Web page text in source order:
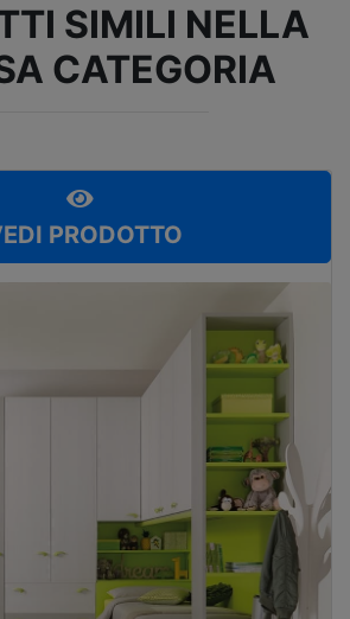
SIMILI NELLA
CATEGORIA
PRODOTTO